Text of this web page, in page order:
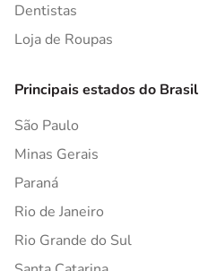
Dentistas
Loja de Roupas
Principais estados do Brasil
São Paulo
Minas Gerais
Paraná
Rio de Janeiro
Rio Grande do Sul